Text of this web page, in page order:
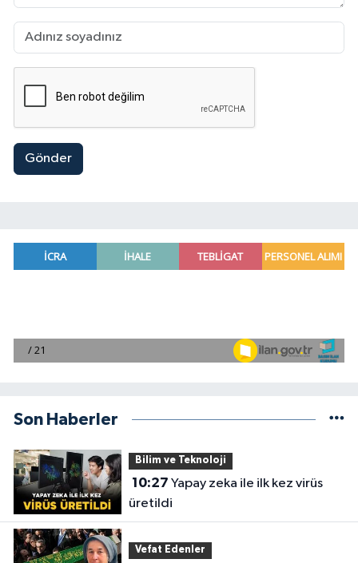
Gönder
Son Haberler
Bilim ve Teknoloji
10:27
üretildi
Vefat Edenler